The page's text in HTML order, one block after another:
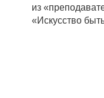
из
«Искусство